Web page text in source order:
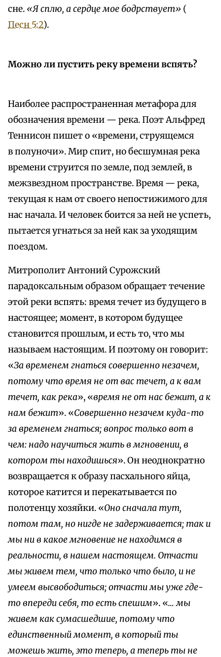
сне. «Я сплю, а сердце мое бодрствует» (
Песн 5:2).
Можно ли пустить реку времени вспять?
Наиболее распространенная метафора для
обозначения времени — река. Поэт Альфред
Теннисон пишет о «времени, струящемся
в полуночи». Мир спит, но бесшумная река
времени струится по земле, под землей, в
межзвездном пространстве. Время — река,
текущая к нам от своего непостижимого для
нас начала. И человек боится за ней не успеть,
пытается угнаться за ней как за уходящим
поездом.
Митрополит Антоний Сурожский
парадоксальным образом обращает течение
этой реки вспять: время течет из будущего в
настоящее; момент, в котором будущее
становится прошлым, и есть то, что мы
называем настоящим. И поэтому он говорит:
«За временем гнаться совершенно незачем,
потому что время не от вас течет, а к вам
течет, как река», «время не от нас бежит, а к
нам бежит». «Совершенно незачем куда-то
за временем гнаться; вопрос только вот в
чем: надо научиться жить в мгновении, в
котором ты находишься». Он неоднократно
возвращается к образу пасхального яйца,
которое катится и перекатывается по
полотенцу хозяйки. «Оно сначала тут,
потом там, но нигде не задерживается; так и
мы ни в какое мгновение не находимся в
реальности, в нашем настоящем. Отчасти
мы живем тем, что только что было, и не
умеем высвободиться; отчасти мы уже где-
то впереди себя, то есть спешим». «… мы
живем как сумасшедшие, потому что
единственный момент, в который ты
можешь жить, это теперь, а теперь ты не